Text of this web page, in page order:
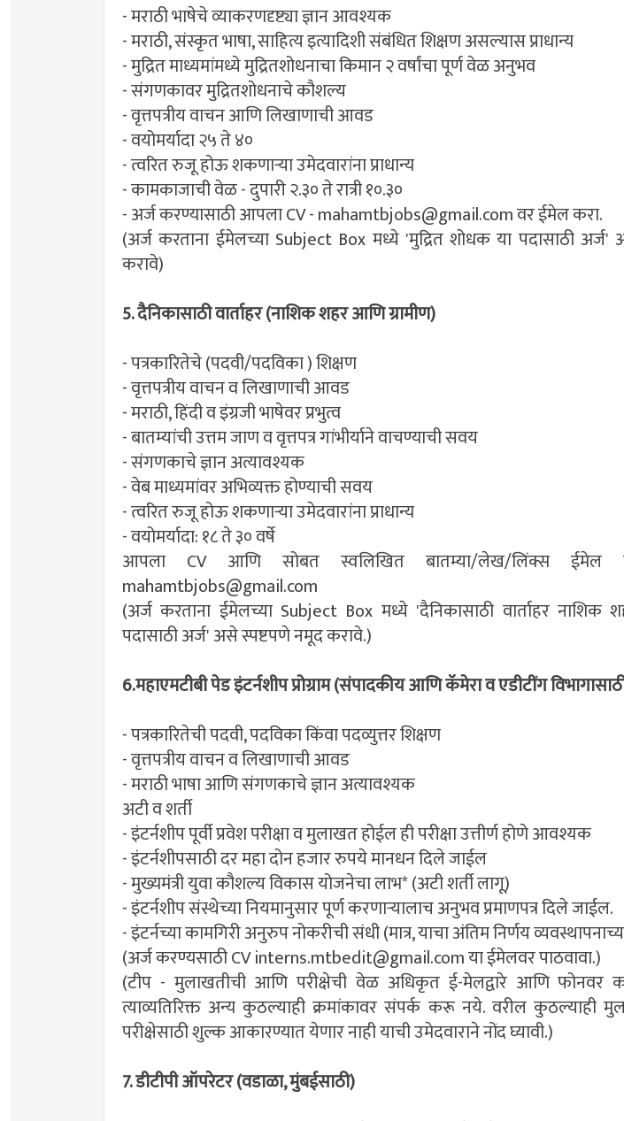
- मराठी भाषेचे व्याकरणदृष्ट्या ज्ञान आवश्यक
- मराठी, संस्कृत भाषा, साहित्य इत्यादिशी संबंधित शिक्षण असल्यास प्राधान्य
- मुद्रित माध्यमांमध्ये मुद्रितशोधनाचा किमान २ वर्षांचा पूर्ण वेळ अनुभव
- संगणकावर मुद्रितशोधनाचे कौशल्य
- वृत्तपत्रीय वाचन आणि लिखाणाची आवड
- वयोमर्यादा २५ ते ४०
- त्वरित रुजू होऊ शकणाऱ्या उमेदवारांना प्राधान्य
- कामकाजाची वेळ - दुपारी २.३० ते रात्री १०.३०
- अर्ज करण्यासाठी आपला CV -mahamtbjobs@gmail.comवर ईमेल करा.
(अर्ज करताना ईमेलच्या Subject Box मध्ये 'मुद्रित शोधक या पदासाठी
करावे)
5. दैनिकासाठी वार्ताहर (नाशिक शहर आणि ग्रामीण)
- पत्रकारितेचे (पदवी/पदविका ) शिक्षण
- वृत्तपत्रीय वाचन व लिखाणाची आवड
- मराठी, हिंदी व इंग्रजी भाषेवर प्रभुत्व
- बातम्यांची उत्तम जाण व वृत्तपत्र गांभीर्याने वाचण्याची सवय
- संगणकाचे ज्ञान अत्यावश्यक
- वेब माध्यमांवर अभिव्यक्त होण्याची सवय
- त्वरित रुजू होऊ शकणाऱ्या उमेदवारांना प्राधान्य
- वयोमर्यादा: १८ ते ३० वर्षे
आपला CV आणि सोबत स्वलिखित बातम्या/लेख/लिंक्स
mahamtbjobs@gmail.com
(अर्ज करताना ईमेलच्या Subject Box मध्ये 'दैनिकासाठी वार्ताहर नाशिक
पदासाठी अर्ज' असे स्पष्टपणे नमूद करावे.)
6.महाएमटीबी पेड इंटर्नशीप प्रोग्राम (संपादकीय आणि कॅमेरा व एडीटींग
- पत्रकारितेची पदवी, पदविका किंवा पदव्युत्तर शिक्षण
- वृत्तपत्रीय वाचन व लिखाणाची आवड
- मराठी भाषा आणि संगणकाचे ज्ञान अत्यावश्यक
अटी व शर्ती
- इंटर्नशीप पूर्वी प्रवेश परीक्षा व मुलाखत होईल ही परीक्षा उत्तीर्ण होणे आवश्यक
- इंटर्नशीपसाठी दर महा दोन हजार रुपये मानधन दिले जाईल
- मुख्यमंत्री युवा कौशल्य विकास योजनेचा लाभ* (अटी शर्ती लागू)
- इंटर्नशीप संस्थेच्या नियमानुसार पूर्ण करणाऱ्यालाच अनुभव प्रमाणपत्र दिले जाईल.
- इंटर्नच्या कामगिरी अनुरुप नोकरीची संधी (मात्र, याचा अंतिम निर्णय
(अर्ज करण्यसाठी CVinterns.mtbedit@gmail.comया ईमेलवर पाठवावा.)
(टीप - मुलाखतीची आणि परीक्षेची वेळ अधिकृत ई-मेलद्वारे आणि फोनवर
त्याव्यतिरिक्त अन्य कुठल्याही क्रमांकावर संपर्क करू नये. वरील कुठल्याही
परीक्षेसाठी शुल्क आकारण्यात येणार नाही याची उमेदवाराने नोंद घ्यावी.)
7. डीटीपी ऑपरेटर (वडाळा, मुंबईसाठी)